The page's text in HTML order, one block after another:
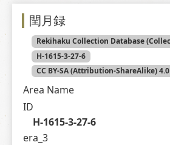
閏月録
H-1615-3-27-6
CC BY-SA (Attribution-ShareAlike) 4.0
Area Name
ID
H-1615-3-27-6
era_3